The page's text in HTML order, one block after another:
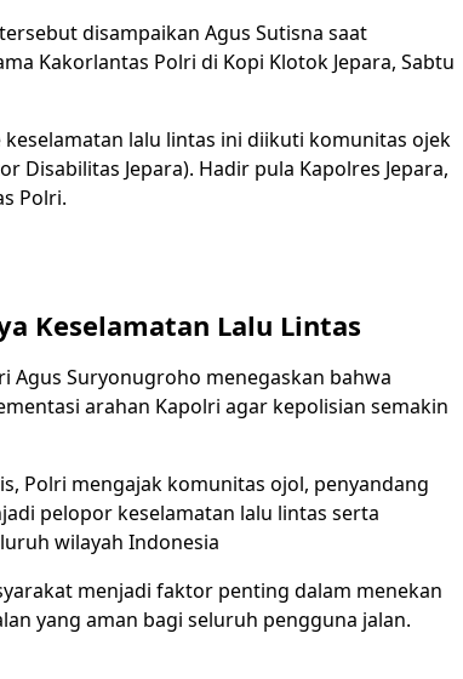
disampaikan Agus Sutisna saat
Kakorlantas Polri di Kopi Klotok Jepara, Sabtu
lalu lintas ini diikuti komunitas ojek
Disabilitas Jepara). Hadir pula Kapolres Jepara,
Polri.
Keselamatan Lalu Lintas
Agus Suryonugroho menegaskan bahwa
arahan Kapolri agar kepolisian semakin
Polri mengajak komunitas ojol, penyandang
pelopor keselamatan lalu lintas serta
wilayah Indonesia
menjadi faktor penting dalam menekan
yang aman bagi seluruh pengguna jalan.